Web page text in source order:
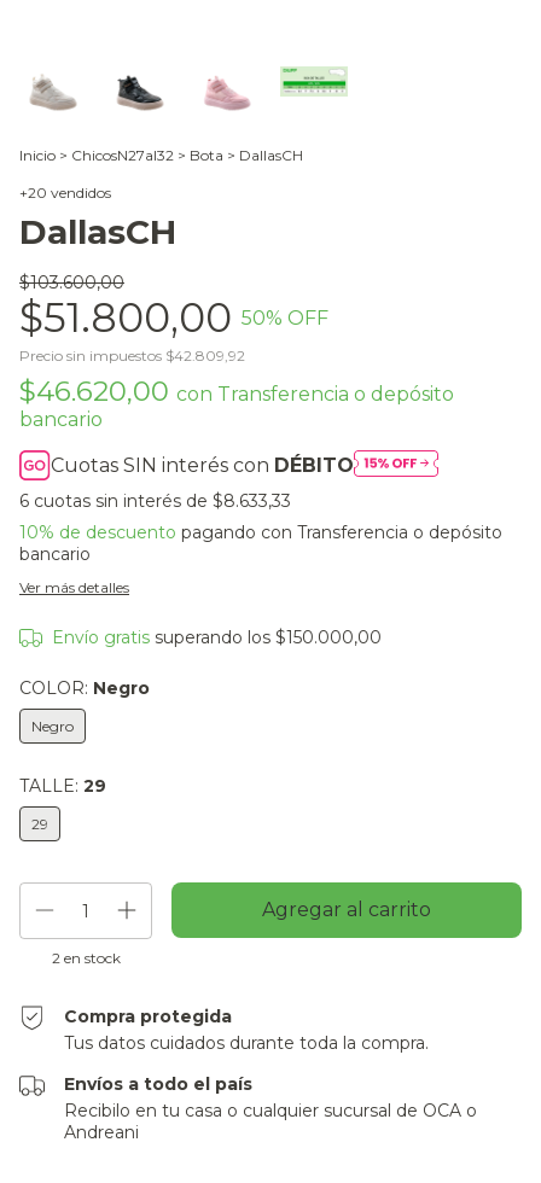
Inicio > ChicosN27al32 > Bota > DallasCH
+20 vendidos
DallasCH
$103.600,00
$51.800,00 50% OFF
Precio sin impuestos $42.809,92
$46.620,00 con Transferencia o depósito
bancario
Cuotas SIN interés con DÉBITO
6 cuotas sin interés de $8.633,33
10% de descuento pagando con Transferencia o depósito
bancario
Ver más detalles
Envío gratis superando los $150.000,00
COLOR: Negro
Negro
TALLE: 29
29
2en stock
Compra protegida
Tus datos cuidados durante toda la compra.
Envíos a todo el país
Recibilo en tu casa o cualquier sucursal de OCA o
Andreani